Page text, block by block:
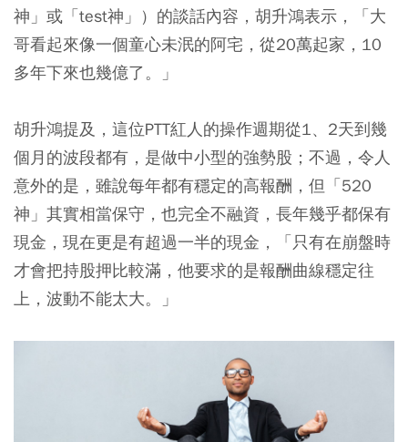
神」或「test神」）的談話內容，胡升鴻表示，「大
哥看起來像一個童心未泯的阿宅，從20萬起家，10
多年下來也幾億了。」
胡升鴻提及，這位PTT紅人的操作週期從1、2天到幾
個月的波段都有，是做中小型的強勢股；不過，令人
意外的是，雖說每年都有穩定的高報酬，但「520
神」其實相當保守，也完全不融資，長年幾乎都保有
現金，現在更是有超過一半的現金，「只有在崩盤時
才會把持股押比較滿，他要求的是報酬曲線穩定往
上，波動不能太大。」